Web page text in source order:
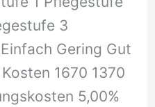
3
Gering Gut
1670 1370
5,00%